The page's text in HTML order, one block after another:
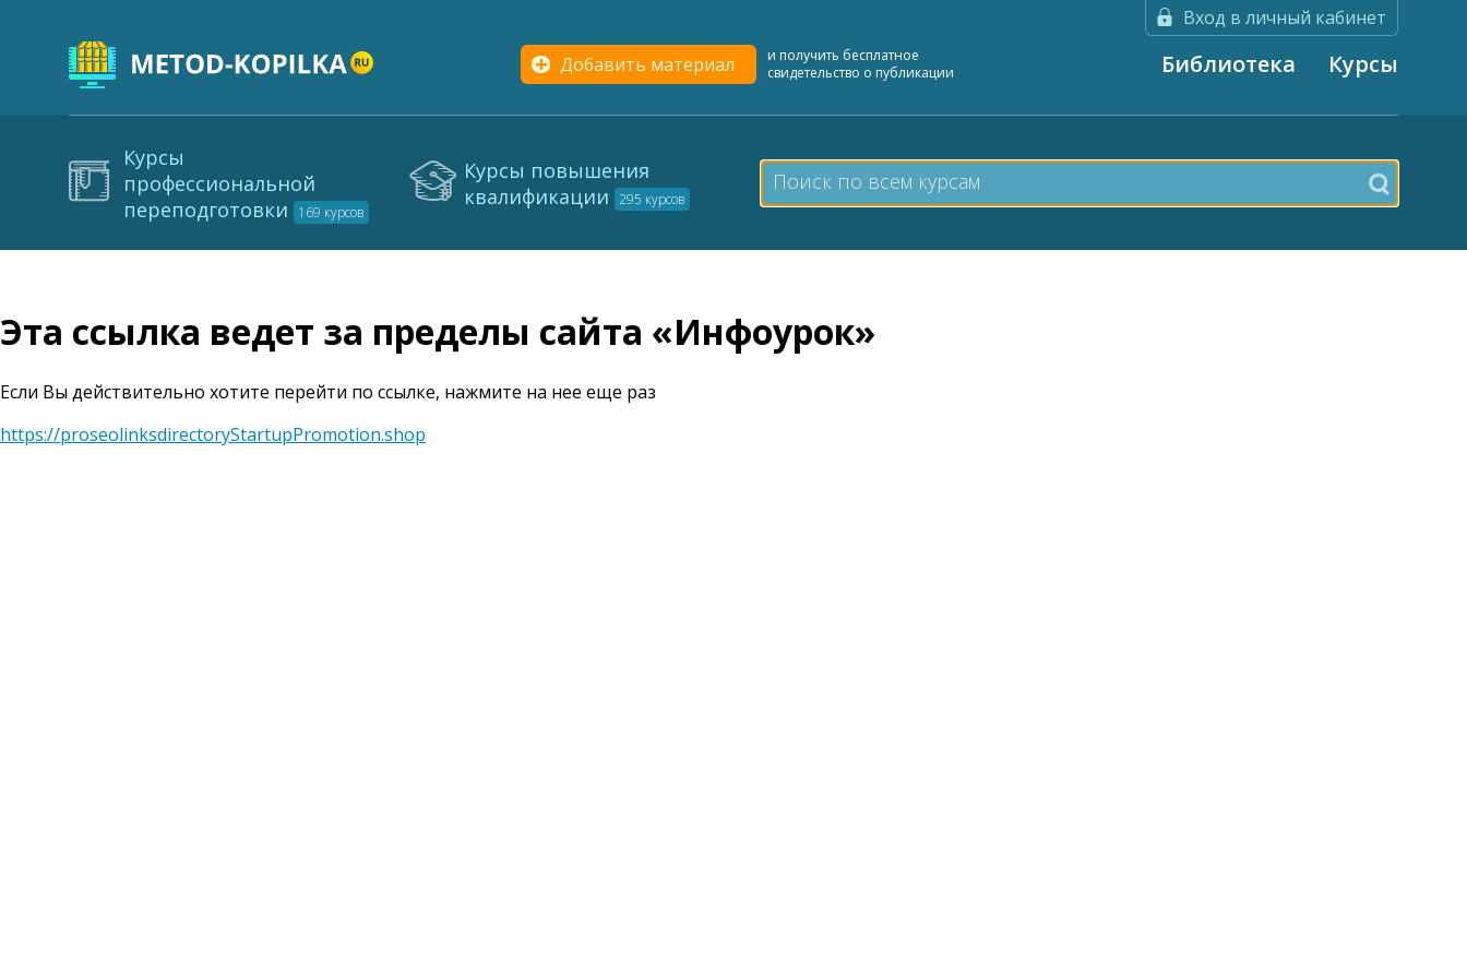
Вход в личный кабинет
Добавить материал
и получить бесплатное
свидетельство о публикации
Библиотека Курсы
Курсы
профессиональной
переподготовки
169 курсов
Курсы повышения
квалификации 295 курсов
Эта ссылка ведет за пределы сайта «Инфоурок»
Если Вы действительно хотите перейти по ссылке, нажмите на нее еще раз
https://proseolinksdirectoryStartupPromotion.shop